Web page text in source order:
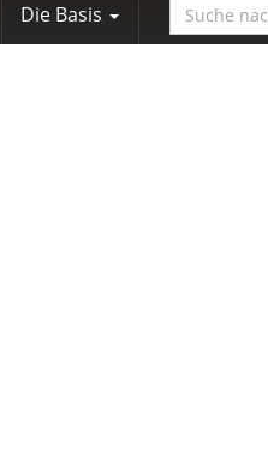
Die Basis